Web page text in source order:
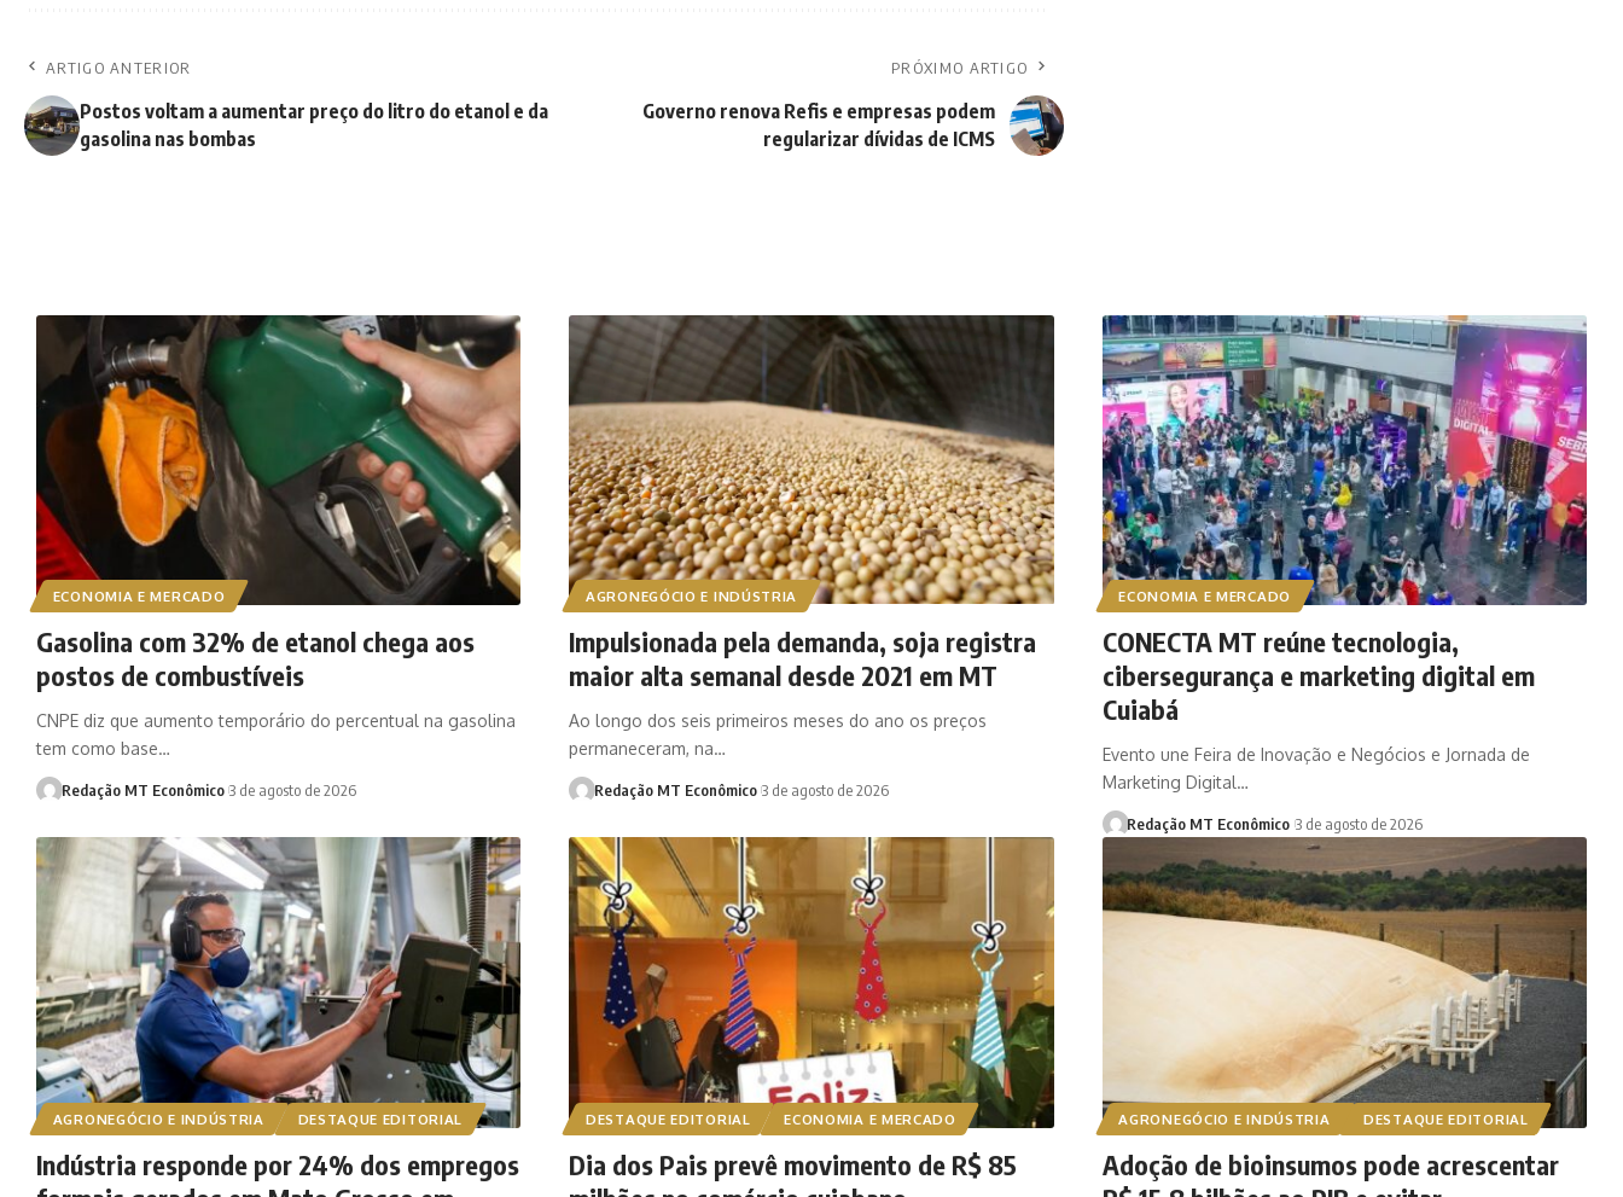
ARTIGO ANTERIOR
Postos voltam a aumentar preço do litro do etanol e da
gasolina nas bombas
PRÓXIMO ARTIGO
Governo renova Refis e empresas podem
regularizar dívidas de ICMS
ECONOMIA E MERCADO
Gasolina com 32% de etanol chega aos
postos de combustíveis
CNPE diz que aumento temporário do percentual na gasolina
tem como base…
Redação MT Econômico 3 de agosto de 2026
AGRONEGÓCIO E INDÚSTRIA
Impulsionada pela demanda, soja registra
maior alta semanal desde 2021 em MT
Ao longo dos seis primeiros meses do ano os preços
permaneceram, na…
Redação MT Econômico 3 de agosto de 2026
ECONOMIA E MERCADO
CONECTA MT reúne tecnologia,
cibersegurança e marketing digital em
Cuiabá
Evento une Feira de Inovação e Negócios e Jornada de
Marketing Digital…
Redação MT Econômico 3 de agosto de 2026
AGRONEGÓCIO E INDÚSTRIA DESTAQUE EDITORIAL
Indústria responde por 24% dos empregos
DESTAQUE EDITORIAL ECONOMIA E MERCADO
Dia dos Pais prevê movimento de R$ 85
AGRONEGÓCIO E INDÚSTRIA DESTAQUE EDITORIAL
Adoção de bioinsumos pode acrescentar